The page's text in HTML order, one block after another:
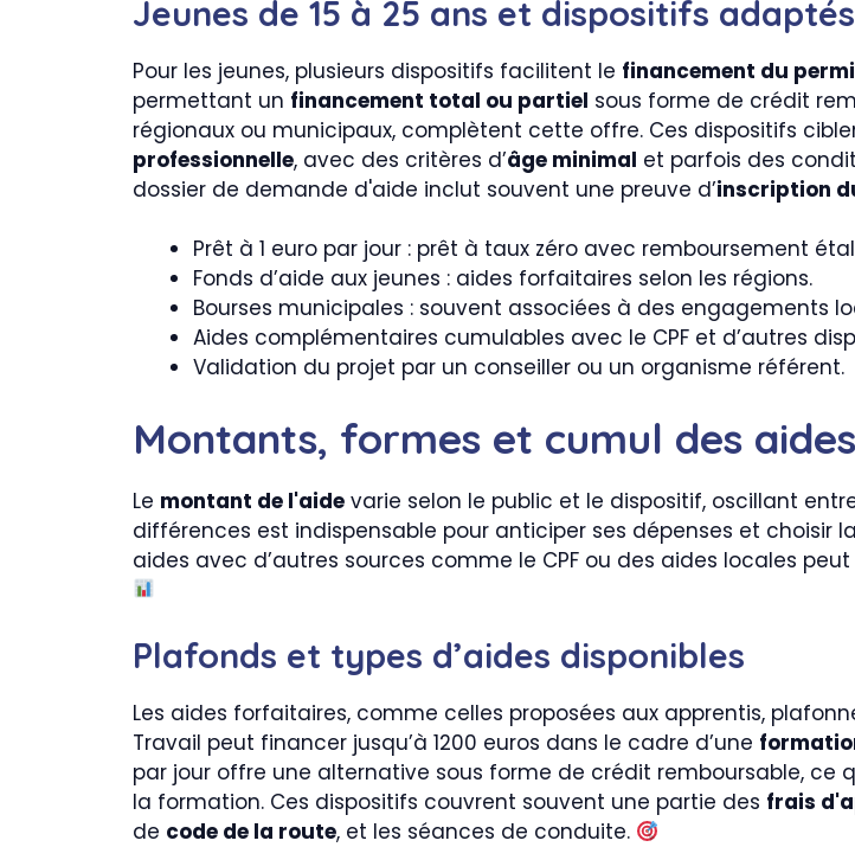
Jeunes de 15 à 25 ans et dispositifs adaptés
Pour les jeunes, plusieurs dispositifs facilitent le financement du
permettant un financement total ou partiel sous forme de crédit
régionaux ou municipaux, complètent cette offre. Ces dispositifs
professionnelle, avec des critères d’âge minimal et parfois des
dossier de demande d'aide inclut souvent une preuve d’inscription
Prêt à 1 euro par jour : prêt à taux zéro avec remboursement
Fonds d’aide aux jeunes : aides forfaitaires selon les régions.
Bourses municipales : souvent associées à des engagements
Aides complémentaires cumulables avec le CPF et d’autres
Validation du projet par un conseiller ou un organisme référent.
Montants, formes et cumul des
Le montant de l'aide varie selon le public et le dispositif, oscillant
différences est indispensable pour anticiper ses dépenses et choisir
aides avec d’autres sources comme le CPF ou des aides locales
Plafonds et types d’aides disponibles
Les aides forfaitaires, comme celles proposées aux apprentis,
Travail peut financer jusqu’à 1200 euros dans le cadre d’une
par jour offre une alternative sous forme de crédit remboursable,
la formation. Ces dispositifs couvrent souvent une partie des frais
de code de la route, et les séances de conduite.